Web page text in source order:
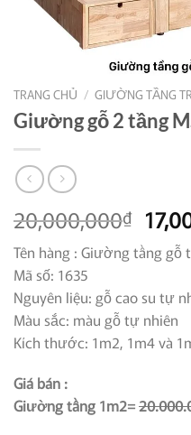
TRANG CHỦ / GIƯỜNG TẦNG
Giường gỗ 2 tầng
20,000,000₫ Giá
gốc
là:
Tên hàng : Giường tầng gỗ
Mã số: 1635
Nguyên liệu: gỗ cao su tự
Màu sắc: màu gỗ tự nhiên
Kích thước: 1m2, 1m4 và
Giá bán :
Giường tầng 1m2=